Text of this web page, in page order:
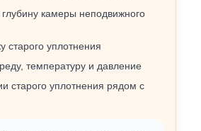
камеры неподвижного
старого уплотнения
температуру и давление
старого уплотнения рядом с